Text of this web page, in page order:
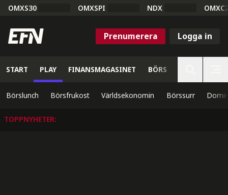
OMXS30 OMXSPI NDX
Prenumerera Logga in
START PLAY FINANSMAGASINET BÖRS
Börslunch Börsfrukost Världsekonomin Börssurr
TOPPNYHETER: